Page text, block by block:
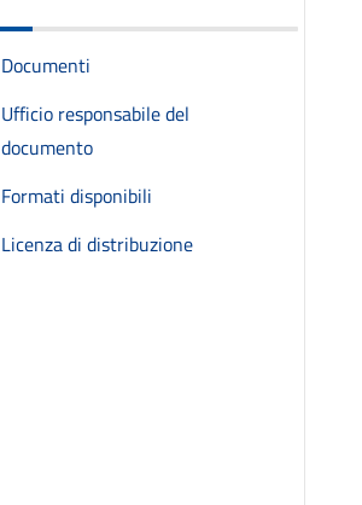
Documenti
Ufficio responsabile del
documento
Formati disponibili
Licenza di distribuzione